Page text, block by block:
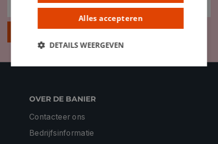
OVER DE BANIER
Contacteer ons
Bedrijfsinformatie
Alles accepteren
DETAILS WEERGEVEN